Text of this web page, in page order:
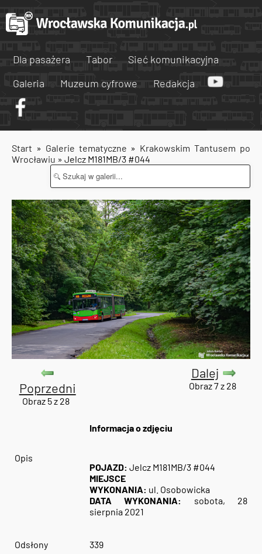
Dla pasażera Tabor
Sieć komunikacyjna
Galeria
Muzeum cyfrowe Redakcja
Start » Galerie tematyczne » Krakowskim Tantusem po
Wrocławiu » Jelcz M181MB/3 #044
Poprzedni
Obraz 5 z 28
Dalej
Obraz 7 z 28
Informacja o zdjęciu
Opis
POJAZD: Jelcz M181MB/3 #044
MIEJSCE
WYKONANIA: ul. Osobowicka
DATA WYKONANIA:
sobota, 28
sierpnia 2021
Odsłony 339